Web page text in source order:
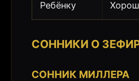
Ребёнку
СОННИКИ О
СОННИК МИЛЛЕРА